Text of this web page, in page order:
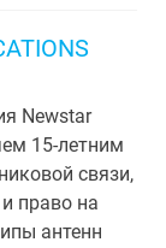
Newstar
15-летним
связи,
право на
антенн